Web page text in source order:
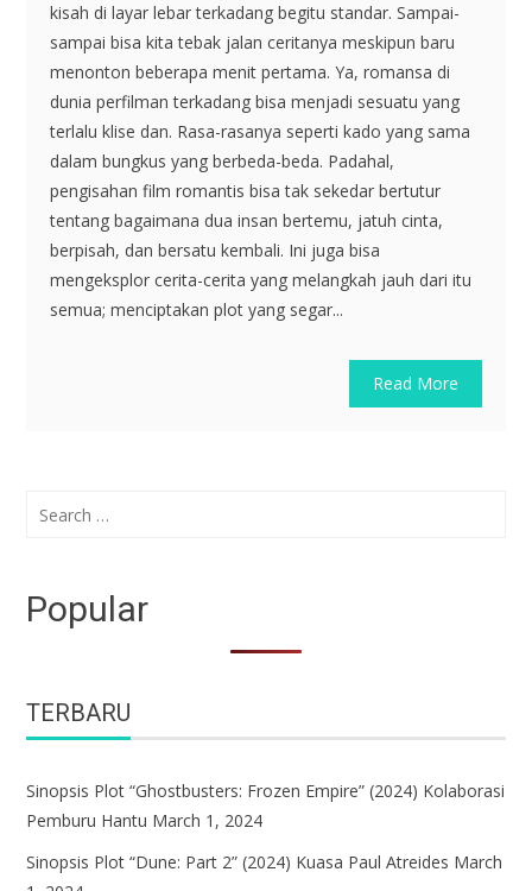
kisah di layar lebar terkadang begitu standar. Sampai-
sampai bisa kita tebak jalan ceritanya meskipun baru
menonton beberapa menit pertama. Ya, romansa di
dunia perfilman terkadang bisa menjadi sesuatu yang
terlalu klise dan. Rasa-rasanya seperti kado yang sama
dalam bungkus yang berbeda-beda. Padahal,
pengisahan film romantis bisa tak sekedar bertutur
tentang bagaimana dua insan bertemu, jatuh cinta,
berpisah, dan bersatu kembali. Ini juga bisa
mengeksplor cerita-cerita yang melangkah jauh dari itu
semua; menciptakan plot yang segar...
Read More
Search
Popular
TERBARU
Sinopsis Plot “Ghostbusters: Frozen Empire” (2024) Kolaborasi
Pemburu Hantu March 1, 2024
Sinopsis Plot “Dune: Part 2” (2024) Kuasa Paul Atreides March